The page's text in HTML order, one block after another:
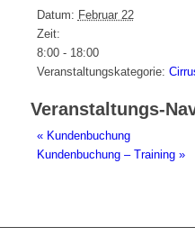
Datum: Februar 22
Zeit:
8:00 - 18:00
Veranstaltungskategorie:
Veranstaltungs-
«Kundenbuchung
Kundenbuchung – Training »